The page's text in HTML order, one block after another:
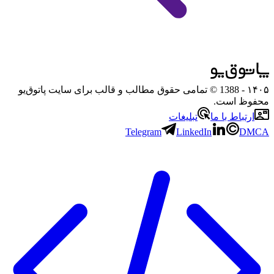
۱۴۰۵
- 1388 © تمامی حقوق مطالب و قالب برای سایت پاتوق‌یو
محفوظ است.
ارتباط با ما
تبلیغات
Telegram
LinkedIn DMCA